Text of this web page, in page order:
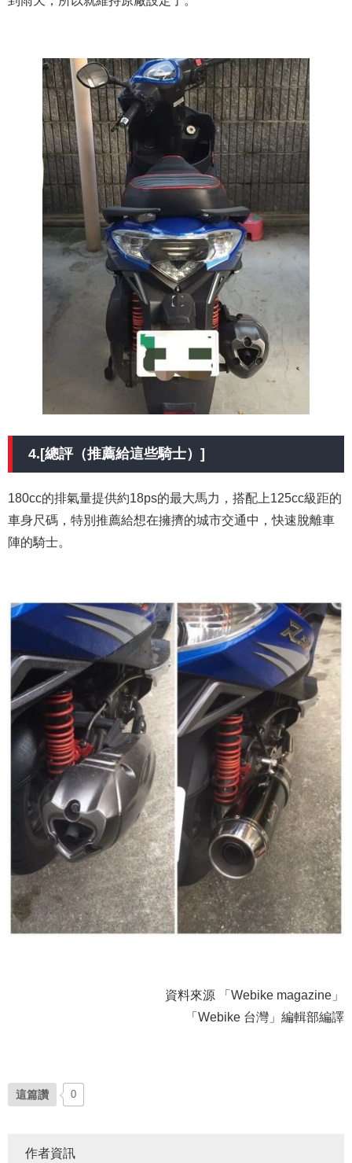
4.[總評（推薦給這些騎士）]
180cc的排氣量提供約18ps的最大馬力，搭配上125cc級距的
車身尺碼，特別推薦給想在擁擠的城市交通中，快速脫離車
陣的騎士。
資料來源 「Webike magazine」
「Webike 台灣」編輯部編譯
這篇讚 0
作者資訊